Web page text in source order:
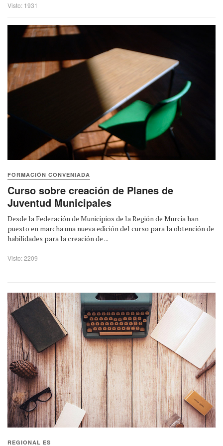
Visto: 1931
FORMACIÓN CONVENIADA
Curso sobre creación de Planes de
Juventud Municipales
Desde la Federación de Municipios de la Región de Murcia han
puesto en marcha una nueva edición del curso para la obtención de
habilidades para la creación de ...
Visto: 2209
REGIONAL ES